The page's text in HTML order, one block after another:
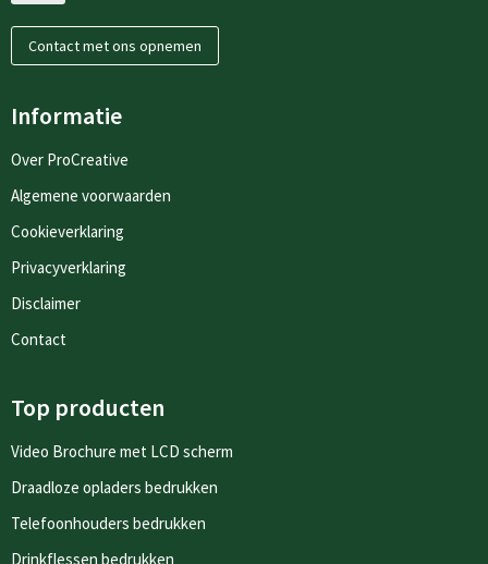
Contact met ons opnemen
Informatie
Over ProCreative
Algemene voorwaarden
Cookieverklaring
Privacyverklaring
Disclaimer
Contact
Top producten
Video Brochure met LCD scherm
Draadloze opladers bedrukken
Telefoonhouders bedrukken
Drinkflessen bedrukken